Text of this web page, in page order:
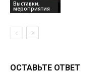
Выставки,
мероприятия
ОСТАВЬТЕ ОТВЕТ